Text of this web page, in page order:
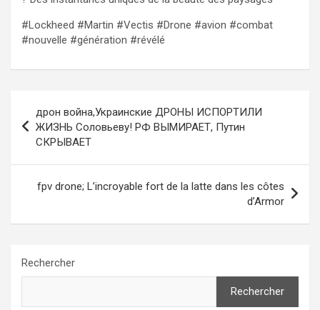
#Lockheed #Martin #Vectis #Drone #avion #combat
#nouvelle #génération #révélé
de
l’article
дрон война,Украинские ДРОНЫ ИСПОРТИЛИ
ЖИЗНЬ Соловьеву! РФ ВЫМИРАЕТ, Путин
СКРЫВАЕТ
fpv drone; L’incroyable fort de la latte dans les côtes
d’Armor
Rechercher
Rechercher